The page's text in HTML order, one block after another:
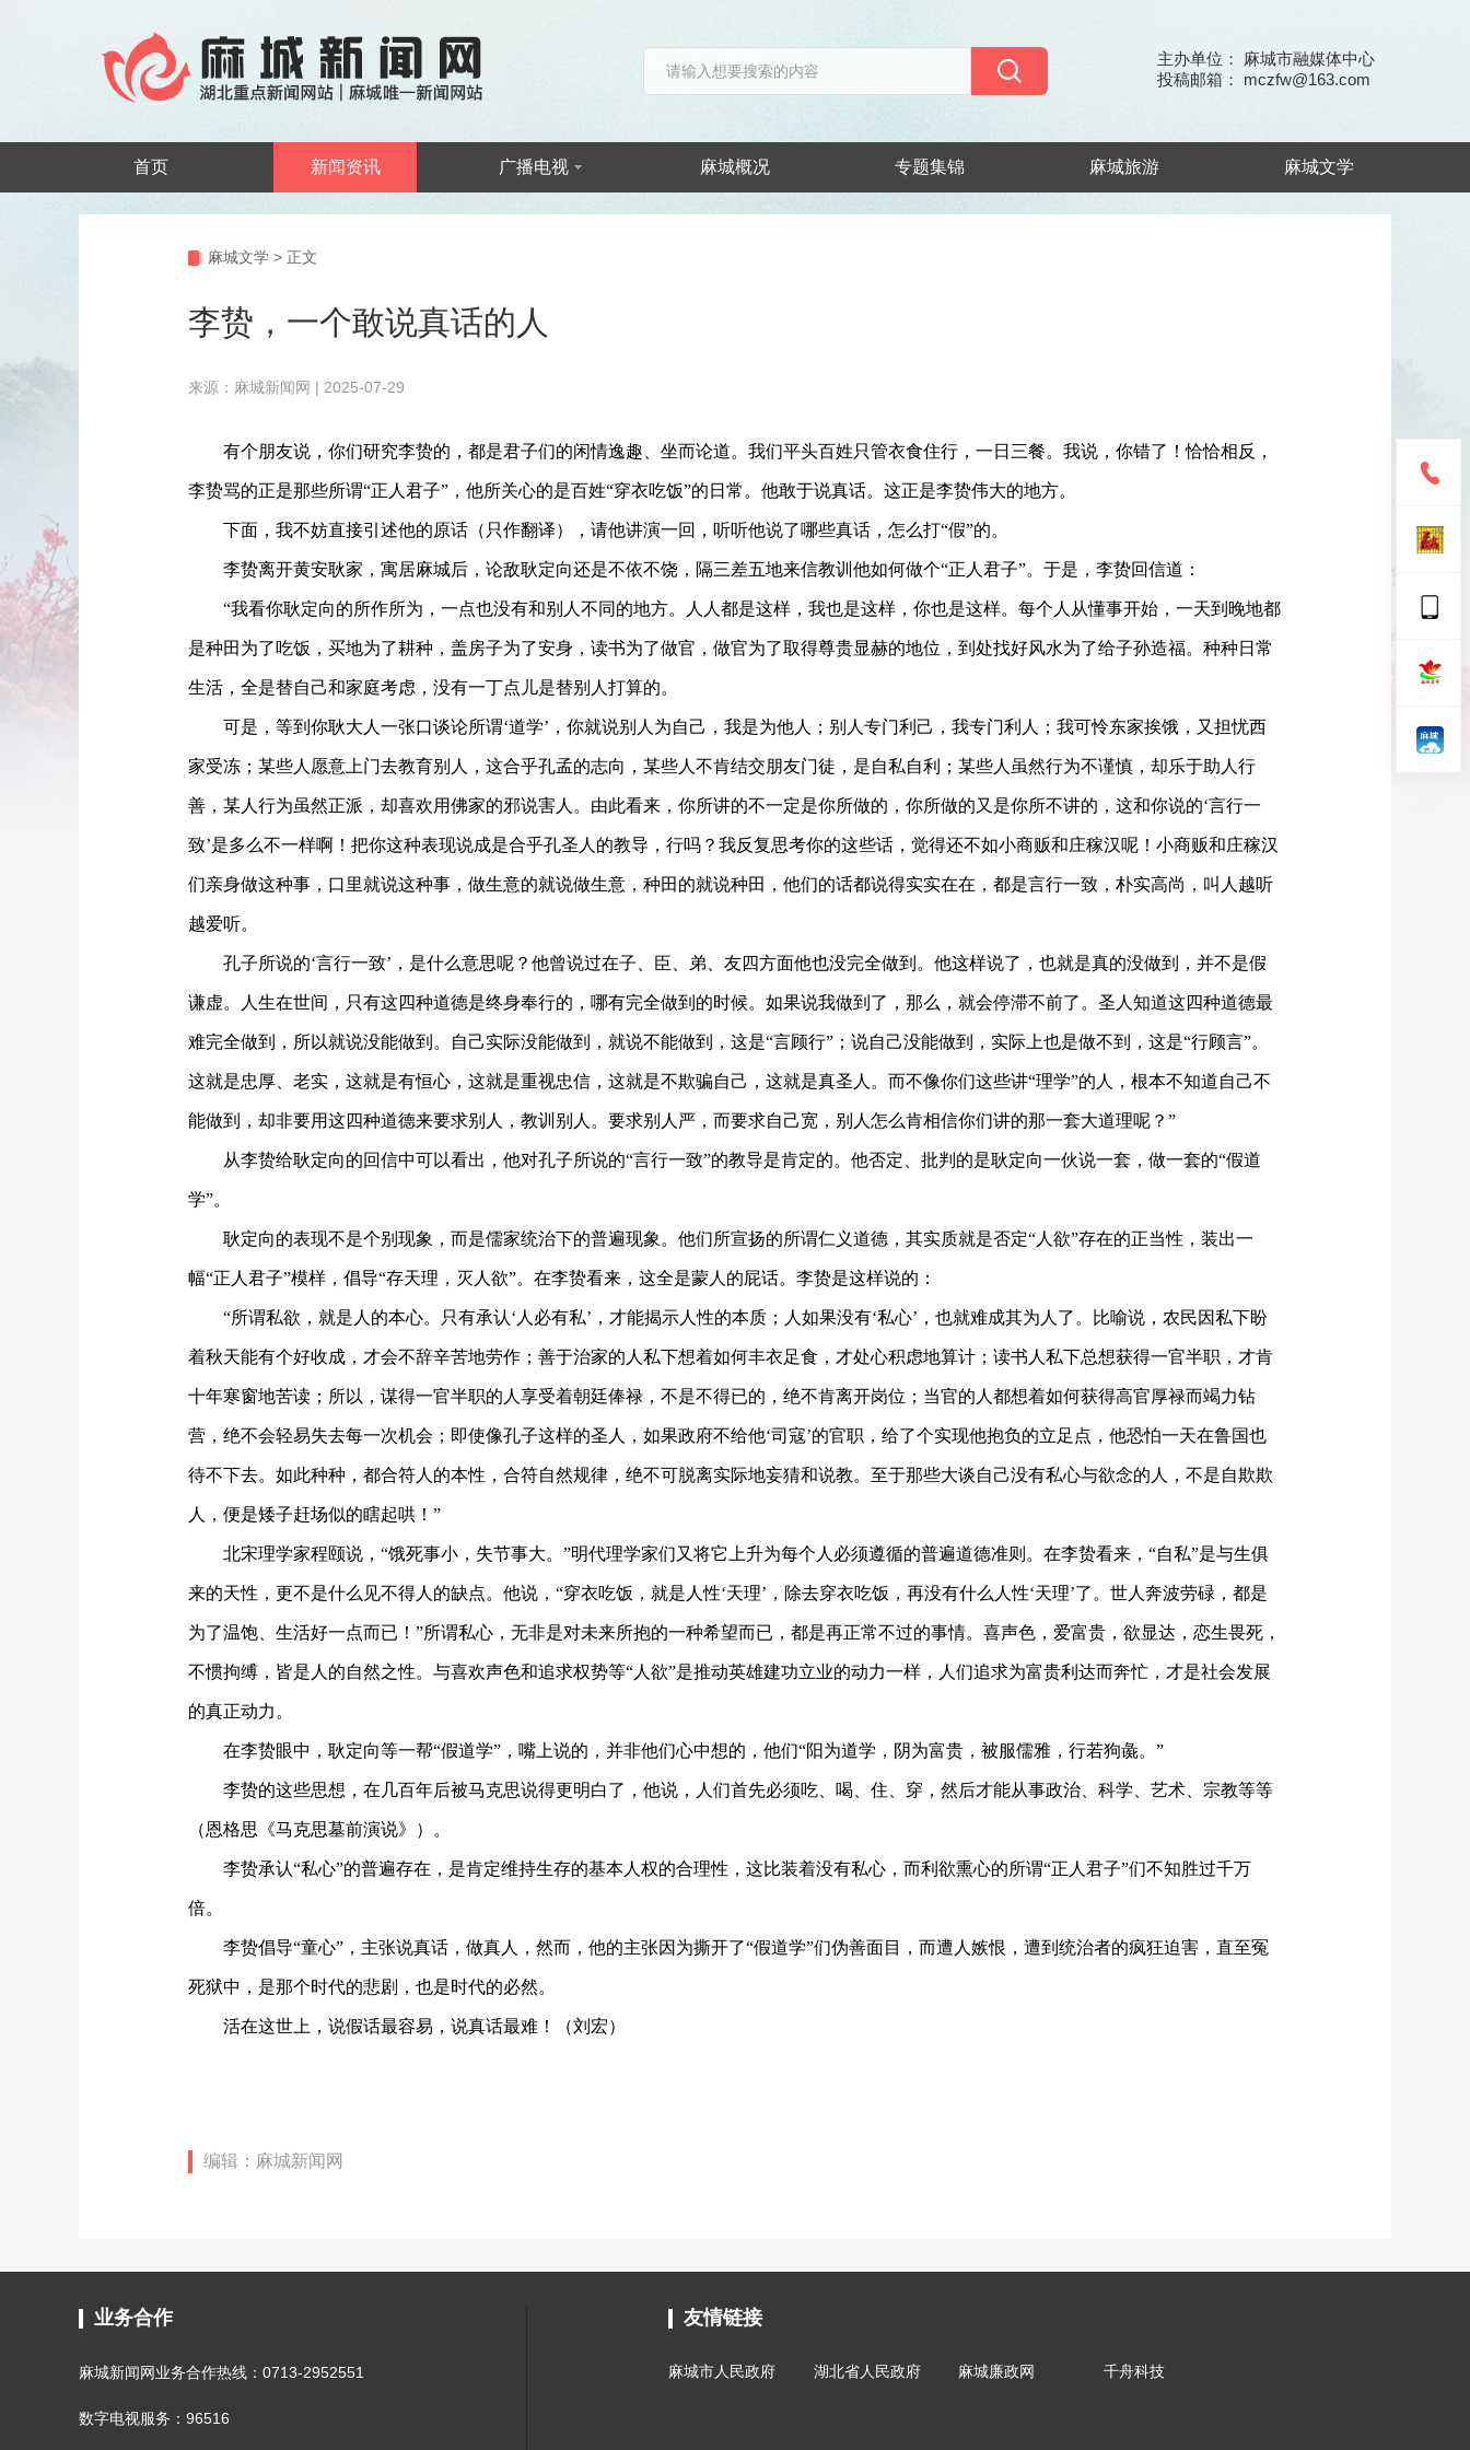
主办单位： 麻城市融媒体中心
投稿邮箱： mczfw@163.com
首页 新闻资讯 广播电视 麻城概况 专题集锦 麻城旅游 麻城文学
麻城文学 > 正文
李贽，一个敢说真话的人
来源：麻城新闻网 | 2025-07-29
有个朋友说，你们研究李贽的，都是君子们的闲情逸趣、坐而论道。我们平头百姓只管衣食住行，一日三餐。我说，你错了！恰恰相反，
李贽骂的正是那些所谓“正人君子”，他所关心的是百姓“穿衣吃饭”的日常。他敢于说真话。这正是李贽伟大的地方。
下面，我不妨直接引述他的原话（只作翻译），请他讲演一回，听听他说了哪些真话，怎么打“假”的。
李贽离开黄安耿家，寓居麻城后，论敌耿定向还是不依不饶，隔三差五地来信教训他如何做个“正人君子”。于是，李贽回信道：
“我看你耿定向的所作所为，一点也没有和别人不同的地方。人人都是这样，我也是这样，你也是这样。每个人从懂事开始，一天到晚地都
是种田为了吃饭，买地为了耕种，盖房子为了安身，读书为了做官，做官为了取得尊贵显赫的地位，到处找好风水为了给子孙造福。种种日常
生活，全是替自己和家庭考虑，没有一丁点儿是替别人打算的。
可是，等到你耿大人 一张口谈论所谓‘道学’ ， 你就说别人为自己，我是为他人；别人专门利己，我专门利人；我可怜东家挨饿，又担忧西
家受冻；某些人愿意上门去教育别人，这合乎孔孟的志向，某些人不肯结交朋友门徒，是自私自利；某些人虽然行为不谨慎，却乐于助人行
善，某人行为虽然正派，却喜欢用佛家的邪说害人。由此看来，你所讲的不一定是你所做的，你所做的又是你所不讲的，这和你说的‘言行一
致’是多么不一样啊！把你这种表现说成是合乎孔圣人的教导，行吗？我反复思考你的这些话，觉得还不如小商贩和庄稼汉呢 ！小商贩和庄稼汉
们亲身做这种事，口里就说这种事，做生意的就说做生意，种田的就说种田，他们的话都说得实实在在 ， 都是言行一致，朴实高尚，叫人越听
越爱听。
孔子所说的‘言行一致’ ，是什么意思呢？他曾说过在子、臣、弟、友四方面他也没完全做到 。他这样说了，也就是真的没做到，并不是假
谦虚。人生在世间，只有这四种道德是终身奉行的，哪有完全做到的时候。如果说我做到了，那么 ， 就会停滞不前了。圣人知道这四种道德最
难完全做到，所以就说没能做到。自己实际没能做到，就说不能做到，这是“言顾行”；说自己没能做到，实际上也是做不到，这是“行顾言”。
这就是忠厚、老实，这就是有恒心，这就是重视忠信，这就是不欺骗自己，这就是真圣人。 而不像你们这些讲“理学”的人，根本不知道自己不
能做到，却非要用这四种道德来要求别人，教训别人。要求别人严，而要求自己宽，别人怎么肯相信你们讲的那一套大道理呢？ ”
从李贽给耿定向的回信中可以看出，他对孔子所说的“言行一致”的教导是肯定的。他否定、批判的是耿定向一伙说一套，做一套的“假道
学”。
耿定向的表现不是个别现象，而是儒家统治下的普遍现象。他们所宣扬的所谓仁义道德，其实质就是否定“人欲”存在的正当性，装出一
幅“正人君子”模样，倡导“存天理，灭人欲”。在李贽看来，这全是蒙人的屁话。李贽是这样说的：
“所谓私欲，就是人的本心。只有承认‘人必有私’，才能揭示人性的本质；人如果没有‘私心’，也就难成其为人了。比喻说，农民因私下盼
着秋天能有个好收成，才会不辞辛苦地劳作；善于治家的人私下想着如何丰衣足食，才处心积虑地算计；读书人私下总想获得一官半职，才肯
十年寒窗地苦读；所以，谋得一官半职的人享受着朝廷俸禄，不是不得已的，绝不肯离开岗位；当官的人都想着如何获得高官厚禄而竭力钻
营，绝不会轻易失去每一次机会；即使像孔子这样的圣人，如果政府不给他‘司寇’的官职，给了个实现他抱负的立足点，他恐怕一天在鲁国也
待不下去。如此种种，都合符人的本性，合符自然规律，绝不可脱离实际地妄猜和说教。至于那些大谈自己没有私心与欲念的人，不是自欺欺
人，便是矮子赶场似的瞎起哄！”
北宋理学家程颐说， “饿死事小，失节事大。”明代理学家们又将它上升为每个人必须遵循的普遍道德准则。在李贽看来，“自私”是与生俱
来的天性，更不是什么见不得人的缺点。他说，“穿衣吃饭，就是人性‘天理’，除去穿衣吃饭，再没有什么人性‘天理’了。世人奔波劳碌，都是
为了温饱、生活好一点而已！”所谓私心，无非是对未来所抱的一种希望而已，都是再正常不过的事情。喜声色，爱富贵，欲显达，恋生畏死，
不惯拘缚，皆是人的自然之性。 与喜欢声色和追求权势等“人欲”是推动英雄建功立业的动力一样，人们追求为富贵利达而奔忙， 才是社会发展
的真正动力。
在李贽眼中，耿定向等一帮“假道学”，嘴上说的，并非他们心中想的，他们“阳为道学，阴为富贵，被服儒雅，行若狗彘。”
李贽的这些思想，在几百年后被马克思说得更明白了，他说，人们首先必须吃、喝、住、穿，然后才能从事政治、科学、艺术、宗教等等
（恩格思《马克思墓前演说》）。
李贽承认“私心”的普遍存在，是肯定维持生存的基本人权的合理性，这比装着没有私心，而利欲熏心的所谓“正人君子”们不知胜过千万
倍。
李贽倡导“童心”，主张说真话，做真人，然而，他的主张因为撕开了“假道学”们伪善面目，而遭人嫉恨，遭到统治者的疯狂迫害，直至冤
死狱中，是那个时代的悲剧，也是时代的必然。
活在这世上，说假话最容易，说真话最难！（刘宏）
编辑：麻城新闻网
业务合作
麻城新闻网业务合作热线：0713-2952551
数字电视服务：96516
友情链接
麻城市人民政府 湖北省人民政府 麻城廉政网 千舟科技